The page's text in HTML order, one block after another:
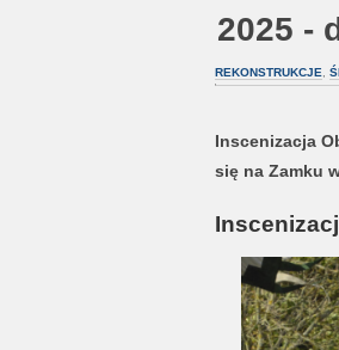
2025 -
REKONSTRUKCJE
Inscenizacja
się na Zamku